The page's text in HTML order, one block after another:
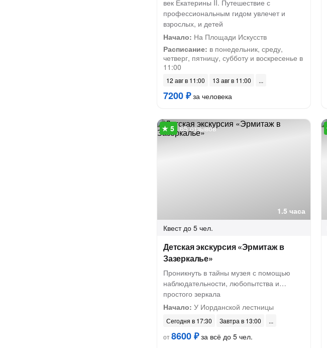
век Екатерины II. Путешествие с
профессиональным гидом увлечет и
взрослых, и детей
Начало: На Площади Искусств
Расписание: в понедельник, среду,
четверг, пятницу, субботу и воскресенье в
11:00
12 авг в 11:00 13 авг в 11:00
7200 ₽за человека
1.5 часа
65 отзывов
Квест до 5 чел.
Детская экскурсия «Эрмитаж в
Зазеркалье»
Проникнуть в тайны музея с помощью
наблюдательности, любопытства и…
простого зеркала
Начало: У Иорданской лестницы
Сегодня в 17:30
Завтра в 13:00
от8600 ₽за всё до 5 чел.